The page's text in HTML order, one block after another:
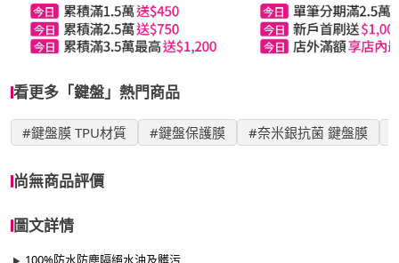
看更多「鍵盤」熱門商品
#鍵盤膜 TPU材質 #鍵盤保護膜 #奈米銀抗菌 鍵盤膜
尚無商品評價
圖文詳情
100%防水防塵隔絕水油及髒污